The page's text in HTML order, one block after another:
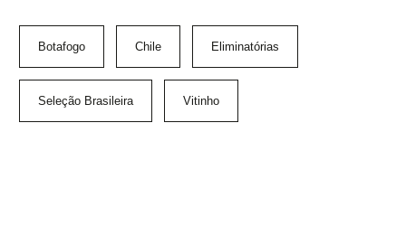
Botafogo Chile Eliminatórias
Seleção Brasileira Vitinho